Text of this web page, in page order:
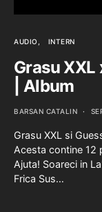
AUDIO INTERN
Grasu XXL
| Album
BARSAN CATALIN
Grasu XXL si
Acesta contine 12
Ajuta! Soareci in
Frica Sus…